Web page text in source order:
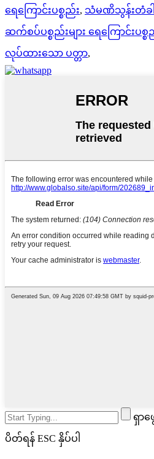
ရေကြောင်းပစ္စည်း, သံမဏိသွန်းတံခါ
ဆက်စပ်ပစ္စည်းများ ရေကြောင်းပစ္စ
လုပ်ထားသော ပတ္တာ,
ရှာ
ပိတ်ရန် ESC နှိပ်ပါ